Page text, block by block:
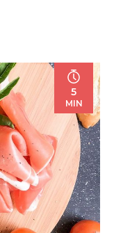
5
MIN